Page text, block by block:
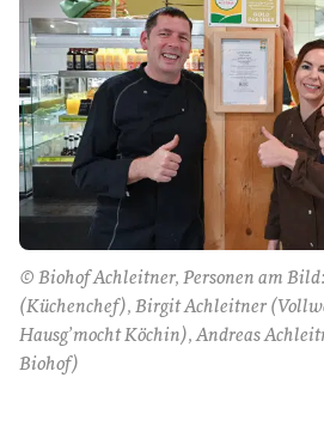
© Biohof Achleitner, Personen am
(Küchenchef), Birgit Achleitner
Hausg’mocht Köchin), Andreas
Biohof)